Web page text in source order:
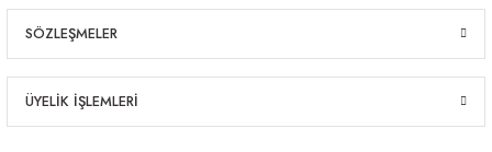
SÖZLEŞMELER
ÜYELİK İŞLEMLERİ